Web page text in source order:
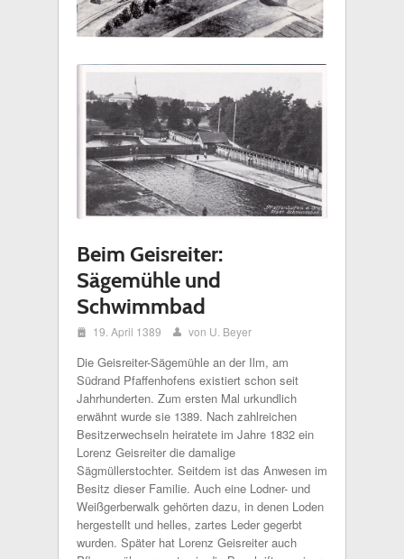
Beim Geisreiter:
Sägemühle und
Schwimmbad
i 19. April 1389 x von U. Beyer
Die Geisreiter-Sägemühle an der Ilm, am
Südrand Pfaffenhofens existiert schon seit
Jahrhunderten. Zum ersten Mal urkundlich
erwähnt wurde sie 1389. Nach zahlreichen
Besitzerwechseln heiratete im Jahre 1832 ein
Lorenz Geisreiter die damalige
Sägmüllerstochter. Seitdem ist das Anwesen im
Besitz dieser Familie. Auch eine Lodner- und
Weißgerberwalk gehörten dazu, in denen Loden
hergestellt und helles, zartes Leder gegerbt
wurden. Später hat Lorenz Geisreiter auch